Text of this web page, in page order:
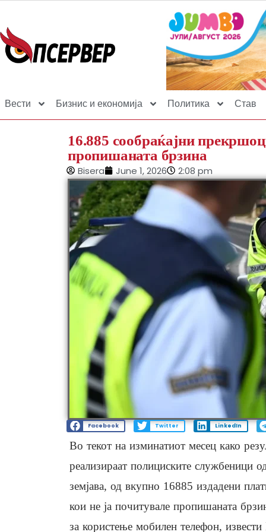
Вести Бизнис и економија Политика Став
16.885 сообраќајни
пропишаната брзина
Bisera June 1, 2026 2:08 pm
Facebook Twitter LinkedIn
Во текот на изминатиот месец како
реализираат полициските службеници
земјава, од вкупно 16885 издадени
кои не ја почитувале пропишаната
за користење мобилен телефон,